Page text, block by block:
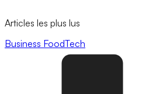
Articles les plus lus
Business FoodTech